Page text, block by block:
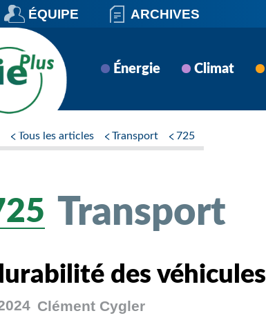
ÉQUIPE ARCHIVES
Énergie Climat
Tous les articles Transport 725
Transport
des
Clément Cygler